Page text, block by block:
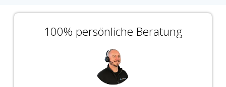
100% persönliche Beratung
Datenschutzerklärung. Sie können sich
jederzeit wieder abmelden.